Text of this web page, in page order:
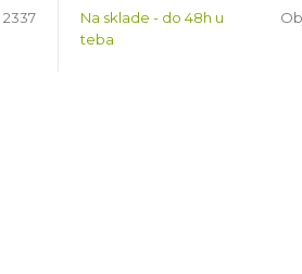
2337
Na sklade - do 48h u
teba